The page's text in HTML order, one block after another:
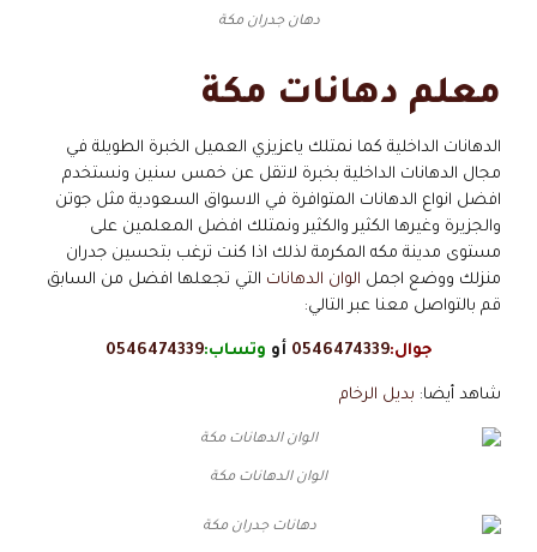
دهان جدران مكة
معلم دهانات مكة
الدهانات الداخلية كما نمتلك ياعزيزي العميل الخبرة الطويلة في
مجال الدهانات الداخلية بخبرة لاتقل عن خمس سنين ونستخدم
افضل انواع الدهانات المتوافرة في الاسواق السعودية مثل جوتن
والجزيرة وغيرها الكثير والكثير ونمتلك افضل المعلمين على
مستوى مدينة مكه المكرمة لذلك اذا كنت ترغب بتحسين جدران
منزلك ووضع اجمل الوان الدهانات التي تجعلها افضل من السابق
قم بالتواصل معنا عبر التالي:
جوال:0546474339 أو وتساب:0546474339
شاهد أيضا: بديل الرخام
الوان الدهانات مكة